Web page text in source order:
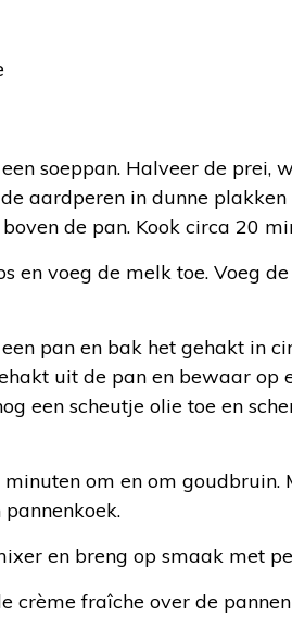
soeppan. Halveer de prei,
aardperen in dunne
de pan. Kook circa 20
en voeg de melk toe. Voeg
pan en bak het gehakt in
uit de pan en bewaar
een scheutje olie toe en
om en om
en breng op smaak met
crème fraîche over de